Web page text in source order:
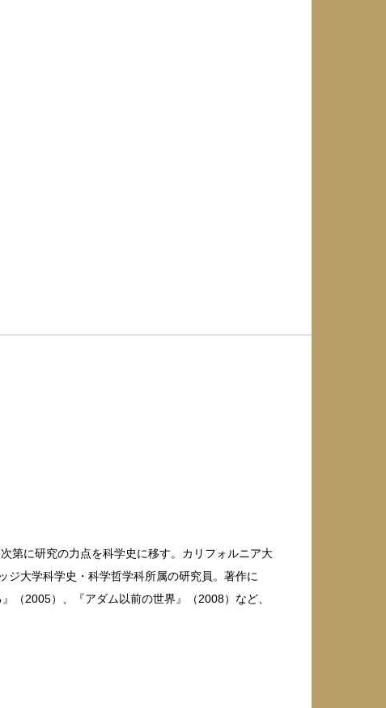
第に研究の力点を科学史に移す。カリフォルニア大
大学科学史・科学哲学科所属の研究員。著作に
（2005）、『アダム以前の世界』（2008）など、